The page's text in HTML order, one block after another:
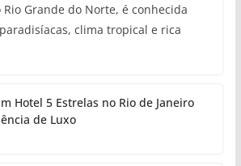
Grande do Norte, é conhecida
clima tropical e rica
Hotel 5 Estrelas no Rio de Janeiro
de Luxo